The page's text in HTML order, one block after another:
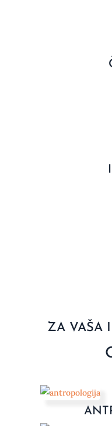
ZA VAŠA